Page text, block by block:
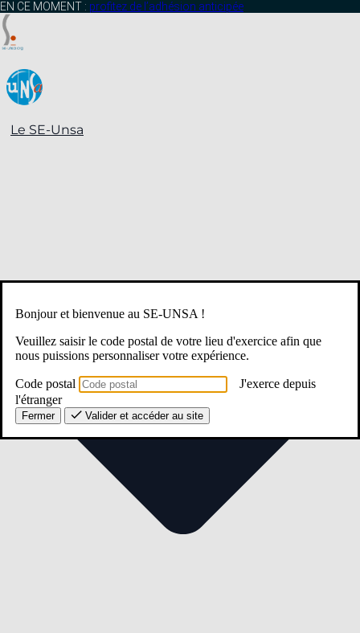
principal
EN CE MOMENT : profitez de l’adhésion anticipée
Le SE-Unsa
Bonjour et bienvenue au SE-UNSA !
Veuillez saisir le code postal de votre lieu d'exercice afin que
nous puissions personnaliser votre expérience.
Code postal
J'exerce depuis
l'étranger
Fermer Valider et accéder au site